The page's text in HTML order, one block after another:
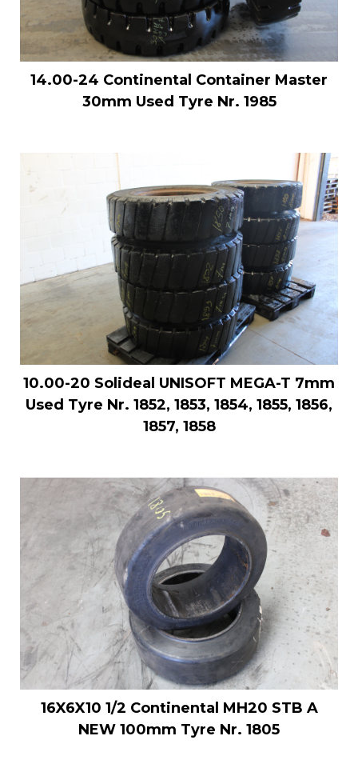
14.00-24 Continental Container Master
30mm Used Tyre Nr. 1985
10.00-20 Solideal UNISOFT MEGA-T 7mm
Used Tyre Nr. 1852, 1853, 1854, 1855, 1856,
1857, 1858
16X6X10 1/2 Continental MH20 STB A
NEW 100mm Tyre Nr. 1805